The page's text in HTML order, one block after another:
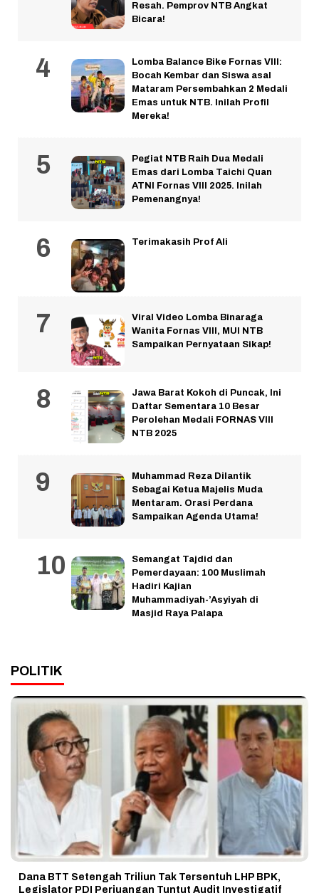
Resah. Pemprov NTB Angkat
Bicara!
Lomba Balance Bike Fornas VIII:
Bocah Kembar dan Siswa asal
Mataram Persembahkan 2 Medali
Emas untuk NTB. Inilah Profil
Mereka!
Pegiat NTB Raih Dua Medali
Emas dari Lomba Taichi Quan
ATNI Fornas VIII 2025. Inilah
Pemenangnya!
Terimakasih Prof Ali
Viral Video Lomba Binaraga
Wanita Fornas VIII, MUI NTB
Sampaikan Pernyataan Sikap!
Jawa Barat Kokoh di Puncak, Ini
Daftar Sementara 10 Besar
Perolehan Medali FORNAS VIII
NTB 2025
Muhammad Reza Dilantik
Sebagai Ketua Majelis Muda
Mentaram. Orasi Perdana
Sampaikan Agenda Utama!
Semangat Tajdid dan
Pemerdayaan: 100 Muslimah
Hadiri Kajian
Muhammadiyah-’Asyiyah di
Masjid Raya Palapa
POLITIK
Dana BTT Setengah Triliun Tak Tersentuh LHP BPK,
Legislator PDI Perjuangan Tuntut Audit Investigatif